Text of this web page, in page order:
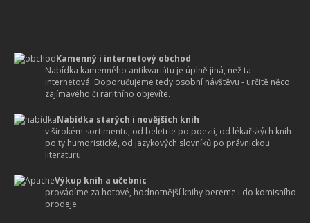
Kamenný i internetový obchod
Nabídka kamenného antikvariátu je úplně jiná, než ta
internetová. Doporučujeme tedy osobní návštěvu - určitě něco
zajímavého či raritního objevíte.
Nabídka starých i novějších knih
v širokém sortimentu, od beletrie po poezii, od lékařských knih
po ty humoristické, od jazykových slovníků po právnickou
literaturu.
Výkup knih a učebnic
provádíme za hotové, hodnotnější knihy bereme i do komisního
prodeje.